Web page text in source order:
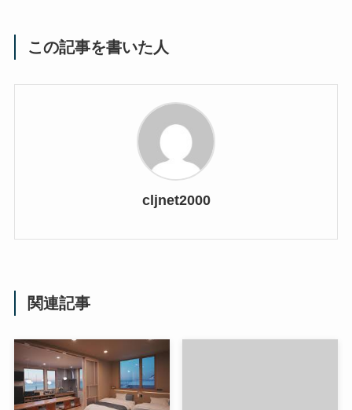
この記事を書いた人
cljnet2000
関連記事